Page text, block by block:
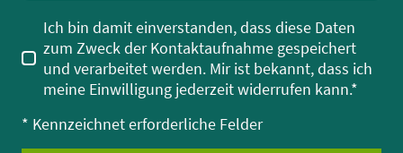
Ich bin damit einverstanden, dass diese Daten
zum Zweck der Kontaktaufnahme gespeichert
und verarbeitet werden. Mir ist bekannt, dass ich
meine Einwilligung jederzeit widerrufen kann.*
* Kennzeichnet erforderliche Felder